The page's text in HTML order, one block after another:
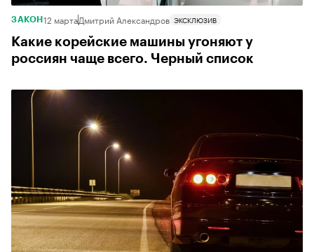
ЗАКОН 12 мартаДмитрий Александров ЭКСКЛЮЗИВ
Какие корейские машины угоняют у
россиян чаще всего. Черный список